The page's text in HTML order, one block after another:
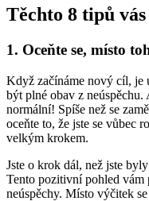
Těchto 8 tipů
1. Oceňte se, místo
Když začínáme nový cíl, je
být plné obav z
normální! Spíše než se
oceňte to, že jste se vůbec
velkým krokem.
Jste o krok dál, než jste
Tento pozitivní pohled vám
neúspěchy. Místo výčitek